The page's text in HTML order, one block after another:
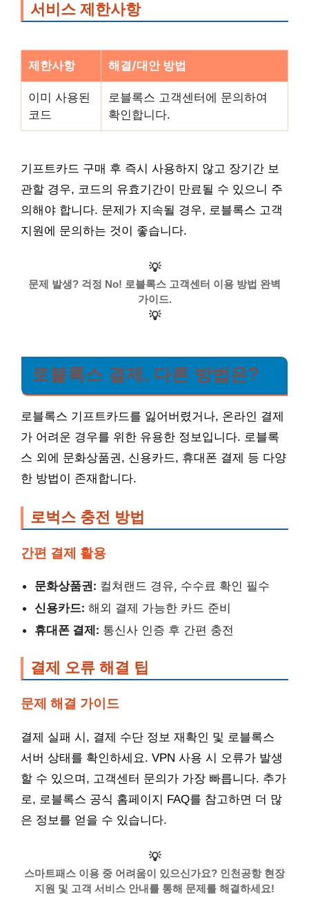
서비스 제한사항
제한사항 해결/대안 방법
이미 사용된
코드
로블록스 고객센터에 문의하여
확인합니다.
기프트카드 구매 후 즉시 사용하지 않고 장기간 보
관할 경우, 코드의 유효기간이 만료될 수 있으니 주
의해야 합니다. 문제가 지속될 경우, 로블록스 고객
지원에 문의하는 것이 좋습니다.
💡
문제 발생? 걱정 No! 로블록스 고객센터 이용 방법 완벽
가이드.
💡
로블록스 결제, 다른 방법은?
로블록스 기프트카드를 잃어버렸거나, 온라인 결제
가 어려운 경우를 위한 유용한 정보입니다. 로블록
스 외에 문화상품권, 신용카드, 휴대폰 결제 등 다양
한 방법이 존재합니다.
로벅스 충전 방법
간편 결제 활용
문화상품권: 컬쳐랜드 경유, 수수료 확인 필수
신용카드: 해외 결제 가능한 카드 준비
휴대폰 결제: 통신사 인증 후 간편 충전
결제 오류 해결 팁
문제 해결 가이드
결제 실패 시, 결제 수단 정보 재확인 및 로블록스
서버 상태를 확인하세요. VPN 사용 시 오류가 발생
할 수 있으며, 고객센터 문의가 가장 빠릅니다. 추가
로, 로블록스 공식 홈페이지 FAQ를 참고하면 더 많
은 정보를 얻을 수 있습니다.
💡
스마트패스 이용 중 어려움이 있으신가요? 인천공항 현장
지원 및 고객 서비스 안내를 통해 문제를 해결하세요!